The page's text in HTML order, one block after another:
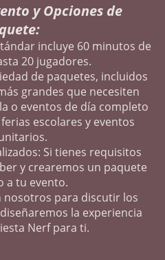
y Opciones de
incluye 60 minutos de
20 jugadores.
de paquetes, incluidos
grandes que necesiten
o eventos de día completo
escolares y eventos
Si tienes requisitos
y crearemos un paquete
a tu evento.
nosotros para discutir los
la experiencia
Nerf para ti.